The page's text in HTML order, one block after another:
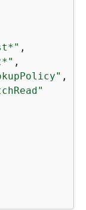
,
,
,